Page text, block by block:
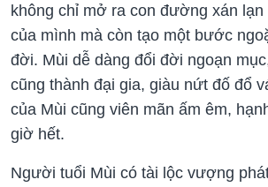
không chỉ mở ra con đường xán
của mình mà còn tạo một bước
đời. Mùi dễ dàng đổi đời ngoạn
cũng thành đại gia, giàu nứt đố đổ
của Mùi cũng viên mãn ấm êm,
giờ hết.
Người tuổi Mùi có tài lộc vượng